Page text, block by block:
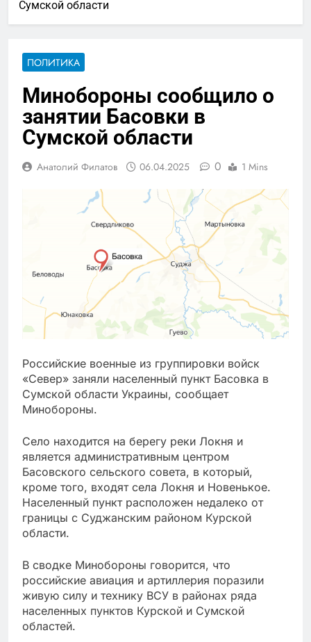
Сумской области
ПОЛИТИКА
Минобороны сообщило о
занятии Басовки в
Сумской области
Анатолий Филатов 06.04.2025 0 1 Mins
Российские военные из группировки войск
«Север» заняли населенный пункт Басовка в
Сумской области Украины, сообщает
Минобороны.
Село находится на берегу реки Локня и
является административным центром
Басовского сельского совета, в который,
кроме того, входят села Локня и Новенькое.
Населенный пункт расположен недалеко от
границы с Суджанским районом Курской
области.
В сводке Минобороны говорится, что
российские авиация и артиллерия поразили
живую силу и технику ВСУ в районах ряда
населенных пунктов Курской и Сумской
областей.